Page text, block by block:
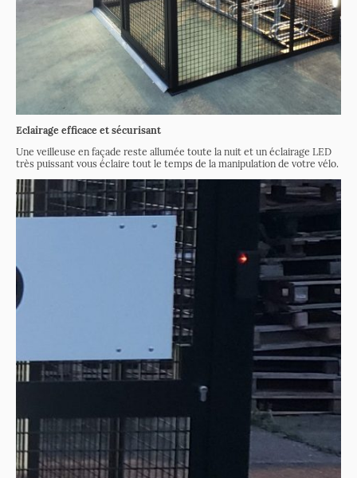
Eclairage efficace et sécurisant
Une veilleuse en façade reste allumée toute la nuit et un éclairage LED
très puissant vous éclaire tout le temps de la manipulation de votre vélo.